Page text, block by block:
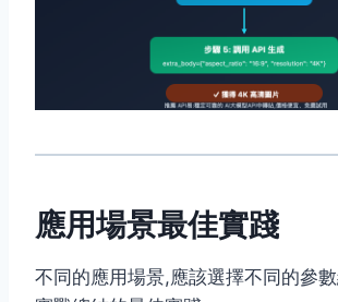
應用場景最佳實踐
不同的應用場景,應該選擇不同的參